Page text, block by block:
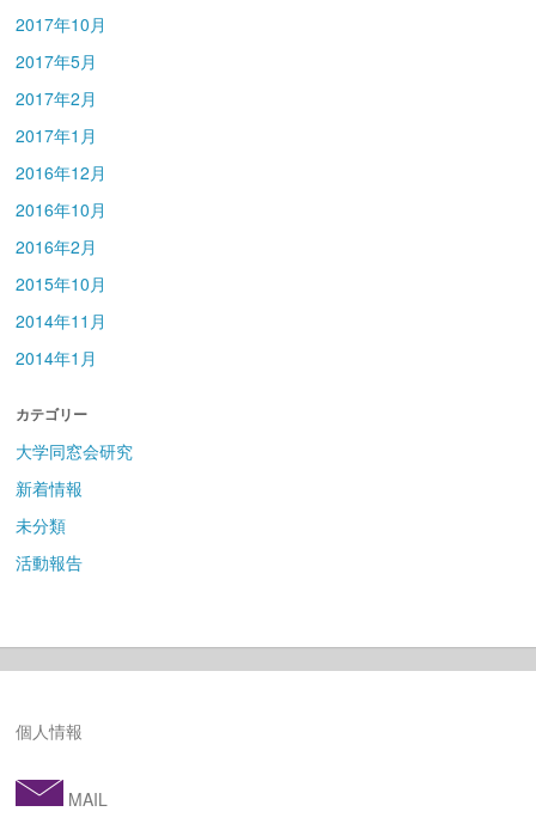
2017年10月
2017年5月
2017年2月
2017年1月
2016年12月
2016年10月
2016年2月
2015年10月
2014年11月
2014年1月
カテゴリー
大学同窓会研究
新着情報
未分類
活動報告
個人情報
MAIL